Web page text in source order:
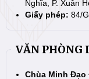
Nghĩa, P. Xuân
Giấy phép: 84/
VĂN PHÒNG
Chùa Minh Đạo